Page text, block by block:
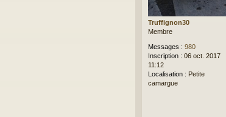
Truffignon30
Membre
Messages : 980
Inscription : 06 oct. 2017
11:12
Localisation : Petite
camargue